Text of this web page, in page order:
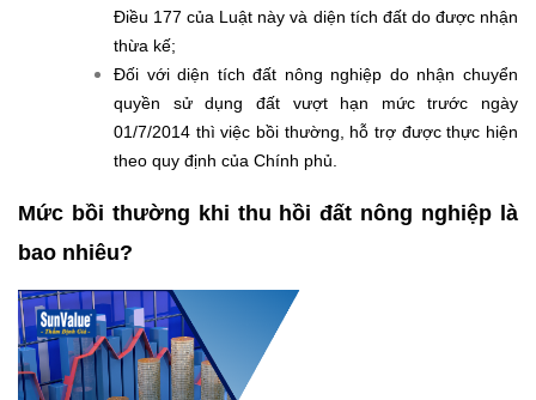
Điều 177 của Luật này và diện tích đất do được nhận
thừa kế;
Đối với diện tích đất nông nghiệp do nhận chuyển
quyền sử dụng đất vượt hạn mức trước ngày
01/7/2014 thì việc bồi thường, hỗ trợ được thực hiện
theo quy định của Chính phủ.
Mức bồi thường khi thu hồi đất nông nghiệp là
bao nhiêu?